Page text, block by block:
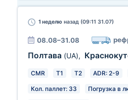
1 неделю назад (09:11 31.07)
08.08–31.08
Полтава (UA),
CMR T1 T2 ADR: 2-9
Кол. паллет: 33 Погрузка в